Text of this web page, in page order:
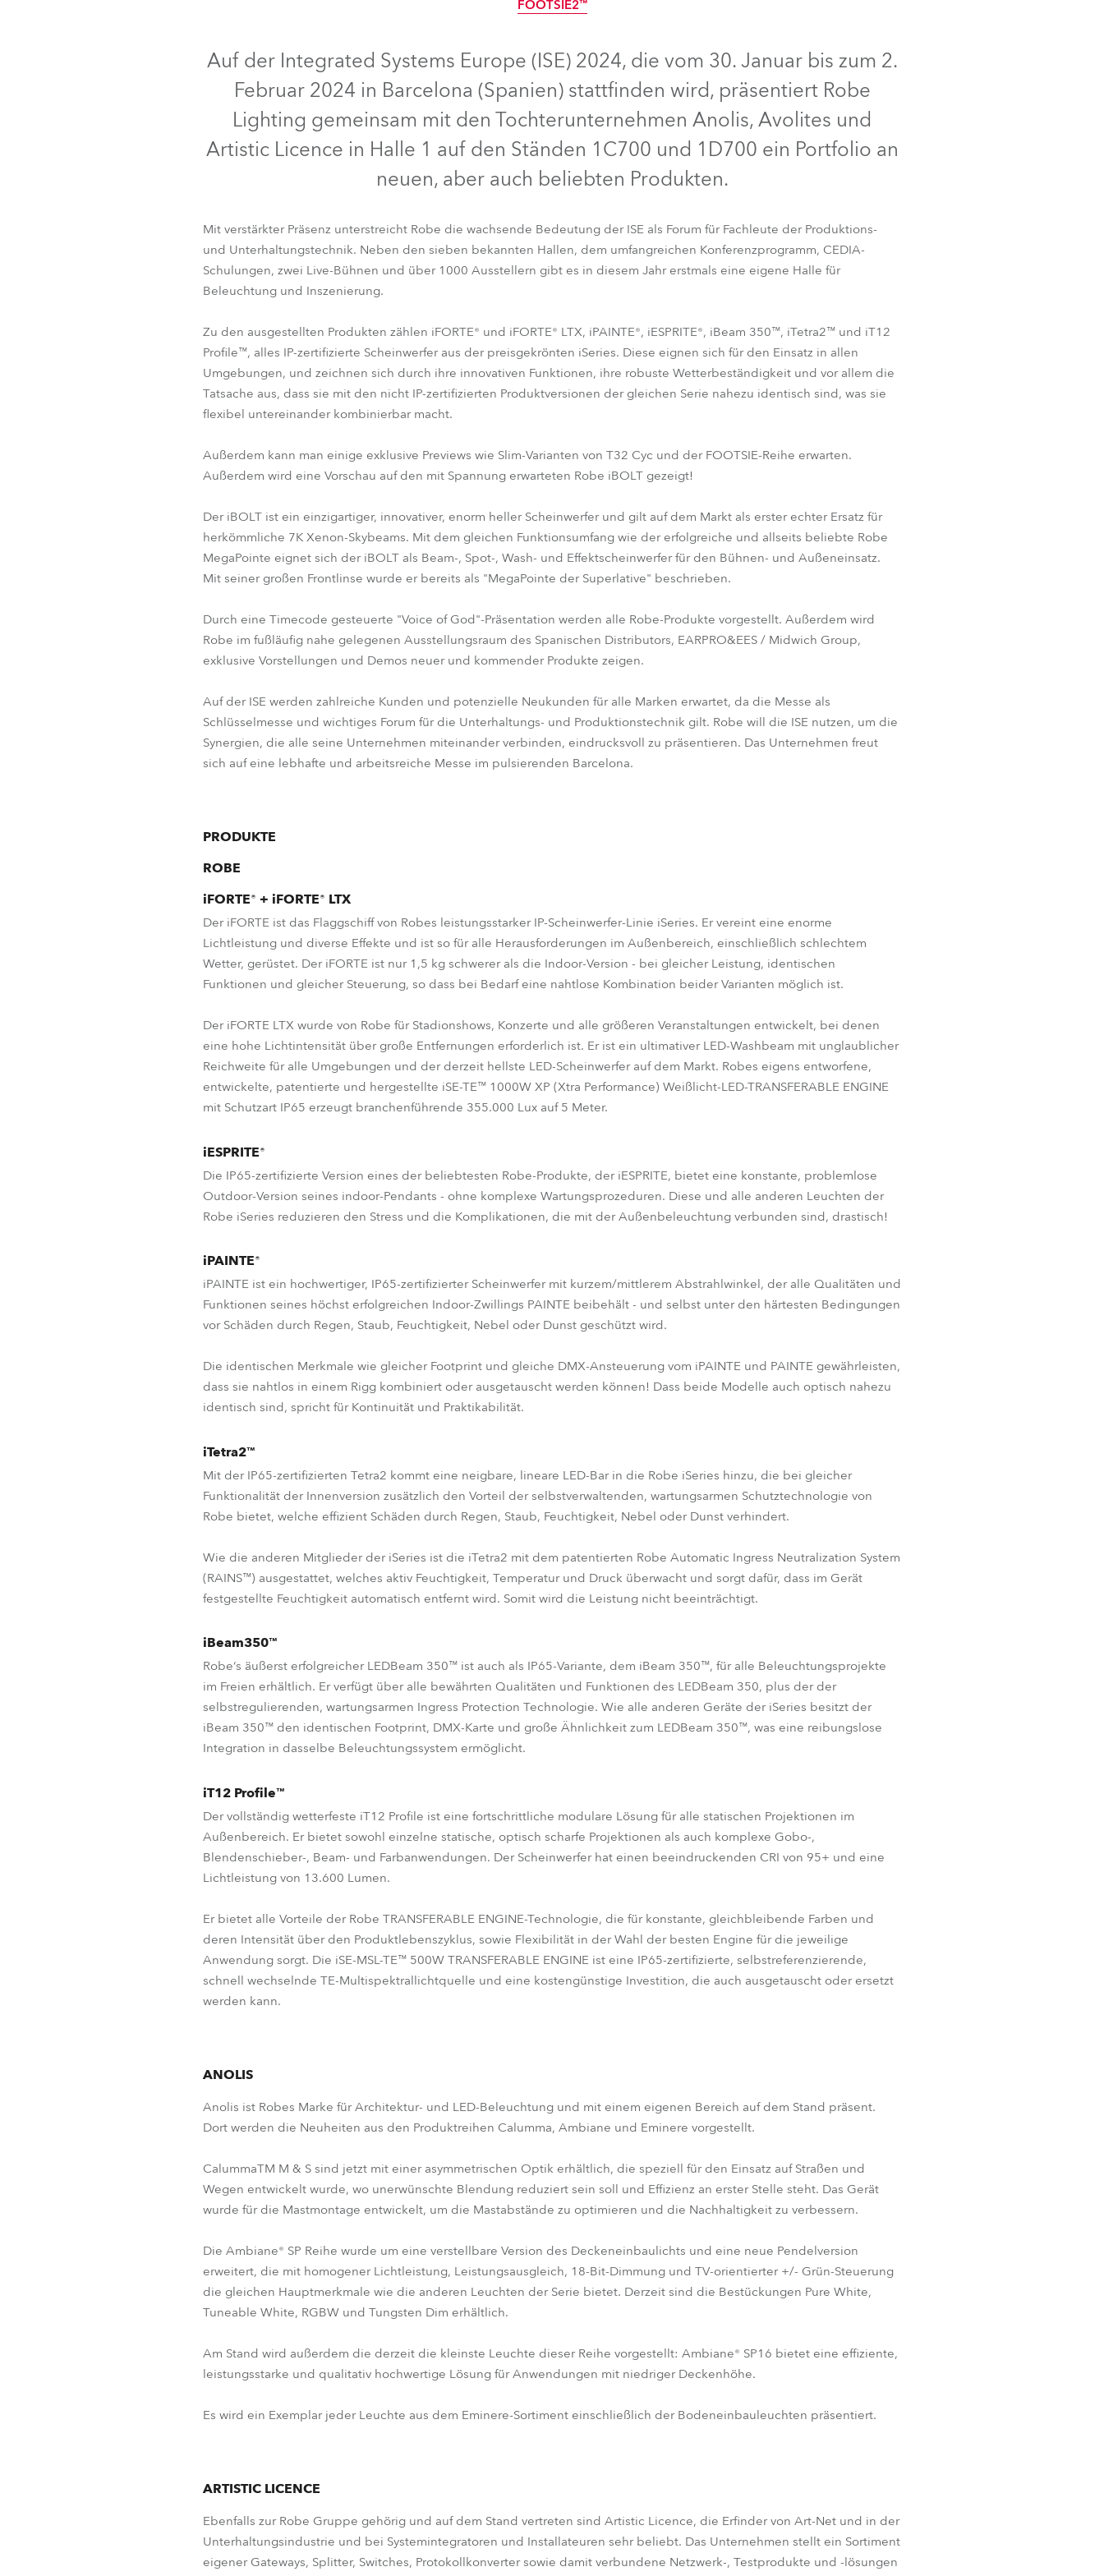
Robe lighting's technology SHED
ProMotion Lighting
Robe Maritime
Frankreich
Tschechien und Slowakei
Internationaler Vertrieb
Europa
Business Development
BDM
iFORTE® iFORTE® LTX WB iESPRITE® iPAINTE® iBeam 350™ iTetra2™
IP65
iT12 Profile™ T32 Cyc™ FOOTSIE1™
FOOTSIE2™
FOOTSIE2™
Auf der Integrated Systems Europe (ISE) 2024, die vom 30. Januar bis zum 2.
Februar 2024 in Barcelona (Spanien) stattfinden wird, präsentiert Robe
Lighting gemeinsam mit den Tochterunternehmen Anolis, Avolites und
Artistic Licence in Halle 1 auf den Ständen 1C700 und 1D700 ein Portfolio an
neuen, aber auch beliebten Produkten.
Mit verstärkter Präsenz unterstreicht Robe die wachsende Bedeutung der ISE als Forum für Fachleute der Produktions-
und Unterhaltungstechnik. Neben den sieben bekannten Hallen, dem umfangreichen Konferenzprogramm, CEDIA-
Schulungen, zwei Live-Bühnen und über 1000 Ausstellern gibt es in diesem Jahr erstmals eine eigene Halle für
Beleuchtung und Inszenierung.
Zu den ausgestellten Produkten zählen iFORTE® und iFORTE® LTX, iPAINTE®, iESPRITE®, iBeam 350™, iTetra2™ und iT12
Profile™, alles IP-zertifizierte Scheinwerfer aus der preisgekrönten iSeries. Diese eignen sich für den Einsatz in allen
Umgebungen, und zeichnen sich durch ihre innovativen Funktionen, ihre robuste Wetterbeständigkeit und vor allem die
Tatsache aus, dass sie mit den nicht IP-zertifizierten Produktversionen der gleichen Serie nahezu identisch sind, was sie
flexibel untereinander kombinierbar macht.
Außerdem kann man einige exklusive Previews wie Slim-Varianten von T32 Cyc und der FOOTSIE-Reihe erwarten.
Außerdem wird eine Vorschau auf den mit Spannung erwarteten Robe iBOLT gezeigt!
Der iBOLT ist ein einzigartiger, innovativer, enorm heller Scheinwerfer und gilt auf dem Markt als erster echter Ersatz für
herkömmliche 7K Xenon-Skybeams. Mit dem gleichen Funktionsumfang wie der erfolgreiche und allseits beliebte Robe
MegaPointe eignet sich der iBOLT als Beam-, Spot-, Wash- und Effektscheinwerfer für den Bühnen- und Außeneinsatz.
Mit seiner großen Frontlinse wurde er bereits als "MegaPointe der Superlative" beschrieben.
Durch eine Timecode gesteuerte "Voice of God"-Präsentation werden alle Robe-Produkte vorgestellt. Außerdem wird
Robe im fußläufig nahe gelegenen Ausstellungsraum des Spanischen Distributors, EARPRO&EES / Midwich Group,
exklusive Vorstellungen und Demos neuer und kommender Produkte zeigen.
Auf der ISE werden zahlreiche Kunden und potenzielle Neukunden für alle Marken erwartet, da die Messe als
Schlüsselmesse und wichtiges Forum für die Unterhaltungs- und Produktionstechnik gilt. Robe will die ISE nutzen, um die
Synergien, die alle seine Unternehmen miteinander verbinden, eindrucksvoll zu präsentieren. Das Unternehmen freut
sich auf eine lebhafte und arbeitsreiche Messe im pulsierenden Barcelona.
PRODUKTE
ROBE
iFORTE® + iFORTE® LTX
Der iFORTE ist das Flaggschiff von Robes leistungsstarker IP-Scheinwerfer-Linie iSeries. Er vereint eine enorme
Lichtleistung und diverse Effekte und ist so für alle Herausforderungen im Außenbereich, einschließlich schlechtem
Wetter, gerüstet. Der iFORTE ist nur 1,5 kg schwerer als die Indoor-Version - bei gleicher Leistung, identischen
Funktionen und gleicher Steuerung, so dass bei Bedarf eine nahtlose Kombination beider Varianten möglich ist.
Der iFORTE LTX wurde von Robe für Stadionshows, Konzerte und alle größeren Veranstaltungen entwickelt, bei denen
eine hohe Lichtintensität über große Entfernungen erforderlich ist. Er ist ein ultimativer LED-Washbeam mit unglaublicher
Reichweite für alle Umgebungen und der derzeit hellste LED-Scheinwerfer auf dem Markt. Robes eigens entworfene,
entwickelte, patentierte und hergestellte iSE-TE™ 1000W XP (Xtra Performance) Weißlicht-LED-TRANSFERABLE ENGINE
mit Schutzart IP65 erzeugt branchenführende 355.000 Lux auf 5 Meter.
iESPRITE®
Die IP65-zertifizierte Version eines der beliebtesten Robe-Produkte, der iESPRITE, bietet eine konstante, problemlose
Outdoor-Version seines indoor-Pendants - ohne komplexe Wartungsprozeduren. Diese und alle anderen Leuchten der
Robe iSeries reduzieren den Stress und die Komplikationen, die mit der Außenbeleuchtung verbunden sind, drastisch!
iPAINTE®
iPAINTE ist ein hochwertiger, IP65-zertifizierter Scheinwerfer mit kurzem/mittlerem Abstrahlwinkel, der alle Qualitäten und
Funktionen seines höchst erfolgreichen Indoor-Zwillings PAINTE beibehält - und selbst unter den härtesten Bedingungen
vor Schäden durch Regen, Staub, Feuchtigkeit, Nebel oder Dunst geschützt wird.
Die identischen Merkmale wie gleicher Footprint und gleiche DMX-Ansteuerung vom iPAINTE und PAINTE gewährleisten,
dass sie nahtlos in einem Rigg kombiniert oder ausgetauscht werden können! Dass beide Modelle auch optisch nahezu
identisch sind, spricht für Kontinuität und Praktikabilität.
iTetra2™
Mit der IP65-zertifizierten Tetra2 kommt eine neigbare, lineare LED-Bar in die Robe iSeries hinzu, die bei gleicher
Funktionalität der Innenversion zusätzlich den Vorteil der selbstverwaltenden, wartungsarmen Schutztechnologie von
Robe bietet, welche effizient Schäden durch Regen, Staub, Feuchtigkeit, Nebel oder Dunst verhindert.
Wie die anderen Mitglieder der iSeries ist die iTetra2 mit dem patentierten Robe Automatic Ingress Neutralization System
(RAINS™) ausgestattet, welches aktiv Feuchtigkeit, Temperatur und Druck überwacht und sorgt dafür, dass im Gerät
festgestellte Feuchtigkeit automatisch entfernt wird. Somit wird die Leistung nicht beeinträchtigt.
iBeam350™
Robe‘s äußerst erfolgreicher LEDBeam 350™ ist auch als IP65-Variante, dem iBeam 350™, für alle Beleuchtungsprojekte
im Freien erhältlich. Er verfügt über alle bewährten Qualitäten und Funktionen des LEDBeam 350, plus der der
selbstregulierenden, wartungsarmen Ingress Protection Technologie. Wie alle anderen Geräte der iSeries besitzt der
iBeam 350™ den identischen Footprint, DMX-Karte und große Ähnlichkeit zum LEDBeam 350™, was eine reibungslose
Integration in dasselbe Beleuchtungssystem ermöglicht.
iT12 Profile™
Der vollständig wetterfeste iT12 Profile ist eine fortschrittliche modulare Lösung für alle statischen Projektionen im
Außenbereich. Er bietet sowohl einzelne statische, optisch scharfe Projektionen als auch komplexe Gobo-,
Blendenschieber-, Beam- und Farbanwendungen. Der Scheinwerfer hat einen beeindruckenden CRI von 95+ und eine
Lichtleistung von 13.600 Lumen.
Er bietet alle Vorteile der Robe TRANSFERABLE ENGINE-Technologie, die für konstante, gleichbleibende Farben und
deren Intensität über den Produktlebenszyklus, sowie Flexibilität in der Wahl der besten Engine für die jeweilige
Anwendung sorgt. Die iSE-MSL-TE™ 500W TRANSFERABLE ENGINE ist eine IP65-zertifizierte, selbstreferenzierende,
schnell wechselnde TE-Multispektrallichtquelle und eine kostengünstige Investition, die auch ausgetauscht oder ersetzt
werden kann.
ANOLIS
Anolis ist Robes Marke für Architektur- und LED-Beleuchtung und mit einem eigenen Bereich auf dem Stand präsent.
Dort werden die Neuheiten aus den Produktreihen Calumma, Ambiane und Eminere vorgestellt.
CalummaTM M & S sind jetzt mit einer asymmetrischen Optik erhältlich, die speziell für den Einsatz auf Straßen und
Wegen entwickelt wurde, wo unerwünschte Blendung reduziert sein soll und Effizienz an erster Stelle steht. Das Gerät
wurde für die Mastmontage entwickelt, um die Mastabstände zu optimieren und die Nachhaltigkeit zu verbessern.
Die Ambiane® SP Reihe wurde um eine verstellbare Version des Deckeneinbaulichts und eine neue Pendelversion
erweitert, die mit homogener Lichtleistung, Leistungsausgleich, 18-Bit-Dimmung und TV-orientierter +/- Grün-Steuerung
die gleichen Hauptmerkmale wie die anderen Leuchten der Serie bietet. Derzeit sind die Bestückungen Pure White,
Tuneable White, RGBW und Tungsten Dim erhältlich.
Am Stand wird außerdem die derzeit die kleinste Leuchte dieser Reihe vorgestellt: Ambiane® SP16 bietet eine effiziente,
leistungsstarke und qualitativ hochwertige Lösung für Anwendungen mit niedriger Deckenhöhe.
Es wird ein Exemplar jeder Leuchte aus dem Eminere-Sortiment einschließlich der Bodeneinbauleuchten präsentiert.
ARTISTIC LICENCE
Ebenfalls zur Robe Gruppe gehörig und auf dem Stand vertreten sind Artistic Licence, die Erfinder von Art-Net und in der
Unterhaltungsindustrie und bei Systemintegratoren und Installateuren sehr beliebt. Das Unternehmen stellt ein Sortiment
eigener Gateways, Splitter, Switches, Protokollkonverter sowie damit verbundene Netzwerk-, Testprodukte und -lösungen